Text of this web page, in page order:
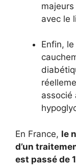
avec le
Enfin,
associé
En France, le
d’un
est passé de